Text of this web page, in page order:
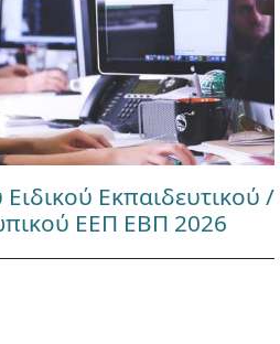
Ειδικού Εκπαιδευτικού /
ΕΕΠ ΕΒΠ 2026